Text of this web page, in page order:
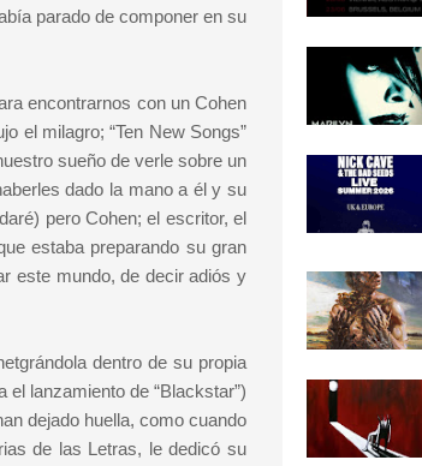
parado de componer en su
encontrarnos con un Cohen
el milagro; “Ten New Songs”
sueño de verle sobre un
dado la mano a él y su
pero Cohen; el escritor, el
estaba preparando su gran
este mundo, de decir adiós y
dentro de su propia
lanzamiento de “Blackstar”)
dejado huella, como cuando
de las Letras, le dedicó su